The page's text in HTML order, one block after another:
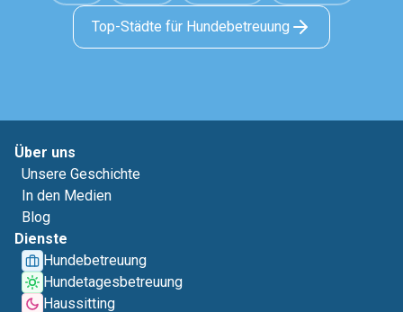
Top-Städte für Hundebetreuung
Über uns
Unsere Geschichte
In den Medien
Blog
Dienste
Hundebetreuung
Hundetagesbetreuung
Haussitting